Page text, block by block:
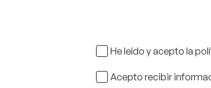
He leído y acepto la
Acepto recibir